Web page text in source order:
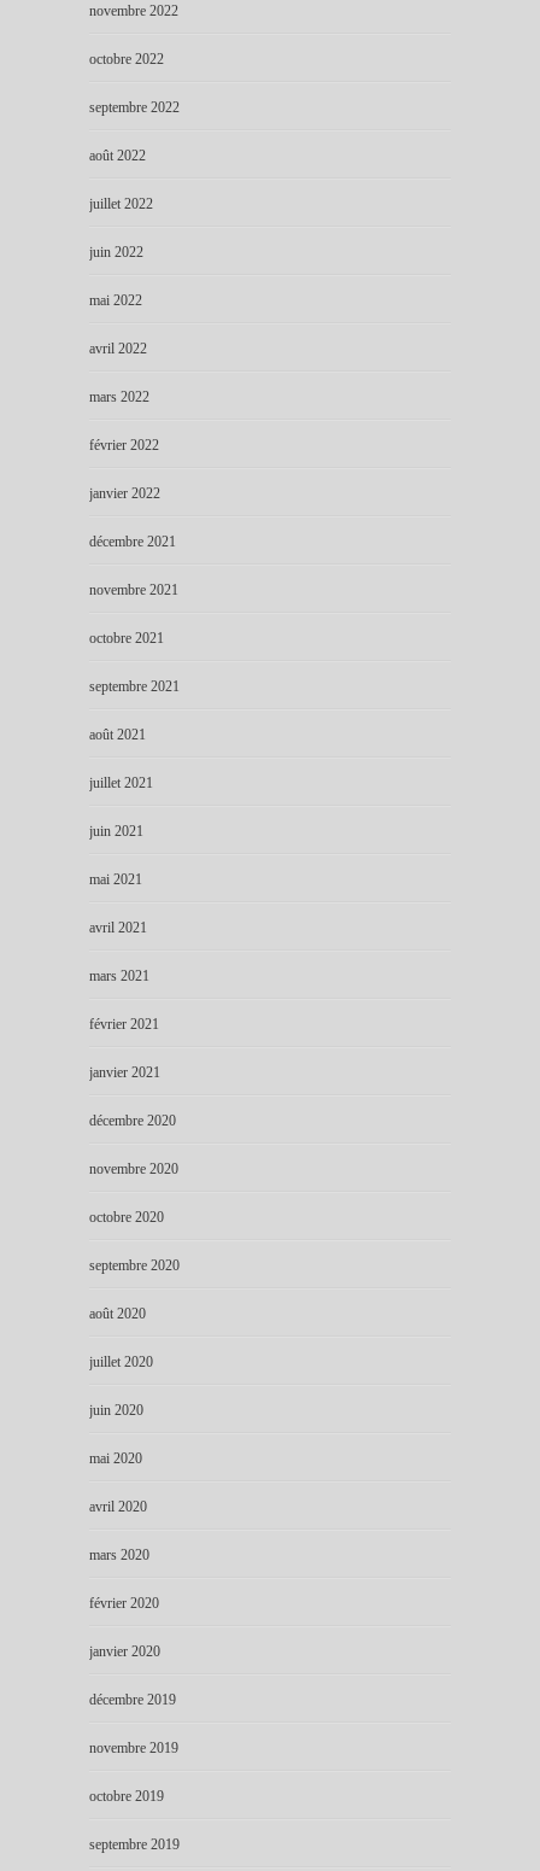
novembre 2022
octobre 2022
septembre 2022
août 2022
juillet 2022
juin 2022
mai 2022
avril 2022
mars 2022
février 2022
janvier 2022
décembre 2021
novembre 2021
octobre 2021
septembre 2021
août 2021
juillet 2021
juin 2021
mai 2021
avril 2021
mars 2021
février 2021
janvier 2021
décembre 2020
novembre 2020
octobre 2020
septembre 2020
août 2020
juillet 2020
juin 2020
mai 2020
avril 2020
mars 2020
février 2020
janvier 2020
décembre 2019
novembre 2019
octobre 2019
septembre 2019